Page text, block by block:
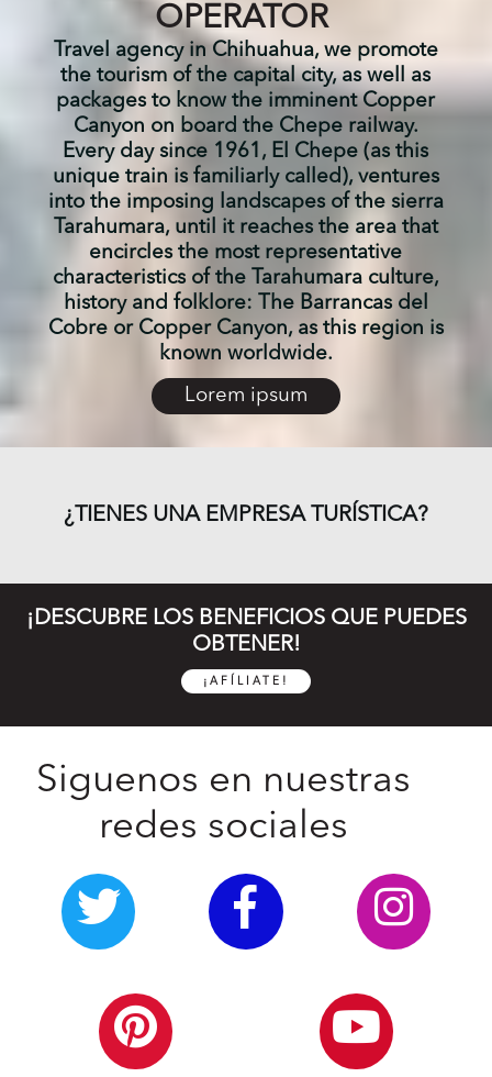
OPERATOR
Travel agency in Chihuahua, we promote
the tourism of the capital city, as well as
packages to know the imminent Copper
Canyon on board the Chepe railway.
Every day since 1961, El Chepe (as this
unique train is familiarly called), ventures
into the imposing landscapes of the sierra
Tarahumara, until it reaches the area that
encircles the most representative
characteristics of the Tarahumara culture,
history and folklore: The Barrancas del
Cobre or Copper Canyon, as this region is
known worldwide.
Lorem ipsum
¿TIENES UNA EMPRESA TURÍSTICA?
¡DESCUBRE LOS BENEFICIOS QUE PUEDES
OBTENER!
¡AFÍLIATE!
Siguenos en nuestras
redes sociales